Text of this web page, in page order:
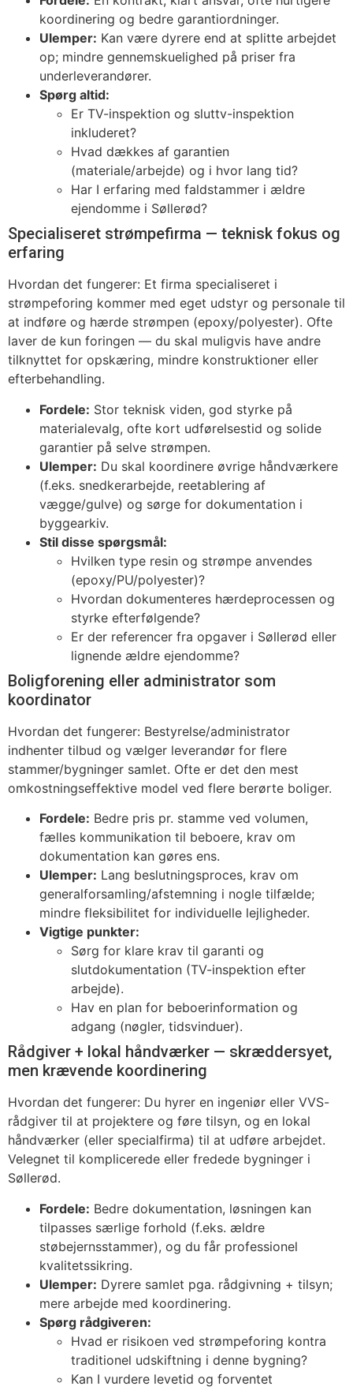
koordinering og bedre garantiordninger.
Ulemper: Kan være dyrere end at splitte arbejdet
op; mindre gennemskuelighed på priser fra
underleverandører.
Spørg altid:
Er TV-inspektion og sluttv-inspektion
inkluderet?
Hvad dækkes af garantien
(materiale/arbejde) og i hvor lang tid?
Har I erfaring med faldstammer i ældre
ejendomme i Søllerød?
Specialiseret strømpefirma — teknisk fokus og
erfaring
Hvordan det fungerer: Et firma specialiseret i
strømpeforing kommer med eget udstyr og personale til
at indføre og hærde strømpen (epoxy/polyester). Ofte
laver de kun foringen — du skal muligvis have andre
tilknyttet for opskæring, mindre konstruktioner eller
efterbehandling.
Fordele: Stor teknisk viden, god styrke på
materialevalg, ofte kort udførelsestid og solide
garantier på selve strømpen.
Ulemper: Du skal koordinere øvrige håndværkere
(f.eks. snedkerarbejde, reetablering af
vægge/gulve) og sørge for dokumentation i
byggearkiv.
Stil disse spørgsmål:
Hvilken type resin og strømpe anvendes
(epoxy/PU/polyester)?
Hvordan dokumenteres hærdeprocessen og
styrke efterfølgende?
Er der referencer fra opgaver i Søllerød eller
lignende ældre ejendomme?
Boligforening eller administrator som
koordinator
Hvordan det fungerer: Bestyrelse/administrator
indhenter tilbud og vælger leverandør for flere
stammer/bygninger samlet. Ofte er det den mest
omkostningseffektive model ved flere berørte boliger.
Fordele: Bedre pris pr. stamme ved volumen,
fælles kommunikation til beboere, krav om
dokumentation kan gøres ens.
Ulemper: Lang beslutningsproces, krav om
generalforsamling/afstemning i nogle tilfælde;
mindre fleksibilitet for individuelle lejligheder.
Vigtige punkter:
Sørg for klare krav til garanti og
slutdokumentation (TV-inspektion efter
arbejde).
Hav en plan for beboerinformation og
adgang (nøgler, tidsvinduer).
Rådgiver + lokal håndværker — skræddersyet,
men krævende koordinering
Hvordan det fungerer: Du hyrer en ingeniør eller VVS-
rådgiver til at projektere og føre tilsyn, og en lokal
håndværker (eller specialfirma) til at udføre arbejdet.
Velegnet til komplicerede eller fredede bygninger i
Søllerød.
Fordele: Bedre dokumentation, løsningen kan
tilpasses særlige forhold (f.eks. ældre
støbejernsstammer), og du får professionel
kvalitetssikring.
Ulemper: Dyrere samlet pga. rådgivning + tilsyn;
mere arbejde med koordinering.
Spørg rådgiveren:
Hvad er risikoen ved strømpeforing kontra
traditionel udskiftning i denne bygning?
Kan I vurdere levetid og forventet